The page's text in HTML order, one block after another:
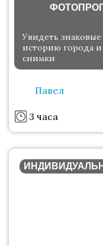
Увидеть
историю города и
снимки
Павел
3 часа